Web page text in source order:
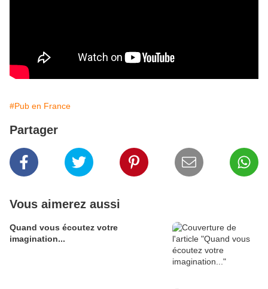
#Pub en France
Partager
Vous aimerez aussi
Quand vous écoutez votre
imagination...